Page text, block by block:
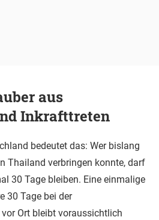
aus
Inkrafttreten
bedeutet das: Wer bislang
Thailand verbringen konnte, darf
30 Tage bleiben. Eine einmalige
30 Tage bei der
Ort bleibt voraussichtlich